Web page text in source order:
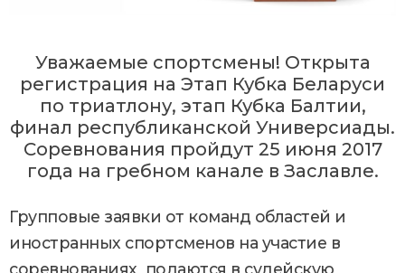
Уважаемые спортсмены! Открыта
регистрация на Этап Кубка Беларуси
по триатлону, этап Кубка Балтии,
финал республиканской Универсиады.
Соревнования пройдут 25 июня 2017
года на гребном канале в Заславле.
Групповые заявки от команд областей и
иностранных спортсменов на участие в
соревнованиях подаются в судейскую